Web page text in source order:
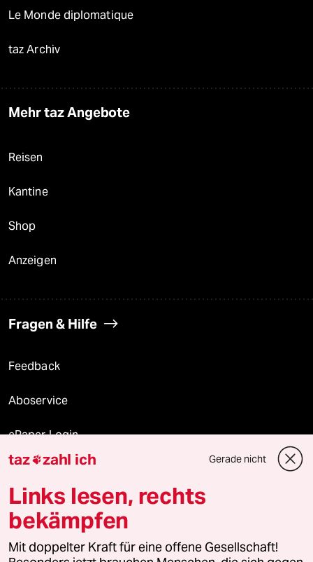
Le Monde diplomatique
taz Archiv
Mehr taz Angebote
Reisen
Kantine
Shop
Anzeigen
Fragen & Hilfe
Feedback
Aboservice
ePaper Login
Downloads für Abonnierende
© 2026 taz Verlags und Vertriebs GmbH
Alle Rechte vorbehalten. Bei rechtlichen Fragen oder für Genehmigungen
wenden Sie sich bitte an
lizenzen@taz.de
taz zahl ich Gerade nicht
Links lesen, rechts
bekämpfen
Mit doppelter Kraft für eine offene Gesellschaft!